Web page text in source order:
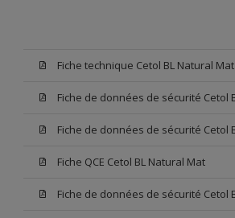
Fiche technique Cetol BL Natural Mat
Fiche QCE Cetol BL Natural Mat